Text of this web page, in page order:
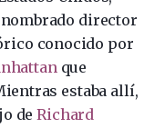
director
conocido por
que
estaba allí,
deRichard